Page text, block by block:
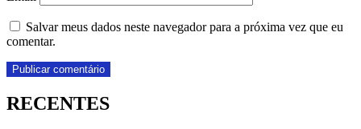
Salvar meus dados neste navegador para a próxima vez que eu
comentar.
RECENTES